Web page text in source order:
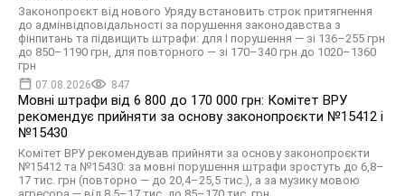
Законопроєкт від нового Уряду встановить строк притягнення
до адмінвідповідальності за порушення законодавства з
фінпитань та підвищить штрафи: для І порушення — зі 136–255 грн
до 850–1190 грн, для повторного — зі 170–340 грн до 1020–1360
грн
07.08.2026 847
Мовні штрафи від 6 800 до 170 000 грн: Комітет ВРУ
рекомендує прийняти за основу законопроєкти №15412 і
№15430
Комітет ВРУ рекомендував прийняти за основу законопроєкти
№15412 та №15430: за мовні порушення штрафи зростуть до 6,8–
17 тис. грн (повторно — до 20,4–25,5 тис.), а за музику мовою